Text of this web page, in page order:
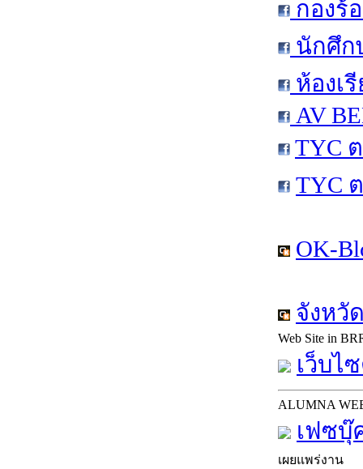
กองร้
นักศึก
ห้องเ
AV
TYC
TYC
OK-
จังหวั
Web Site in
เว็บไ
ALUMNA
เฟซบุ๊
เผยแพร่งาน